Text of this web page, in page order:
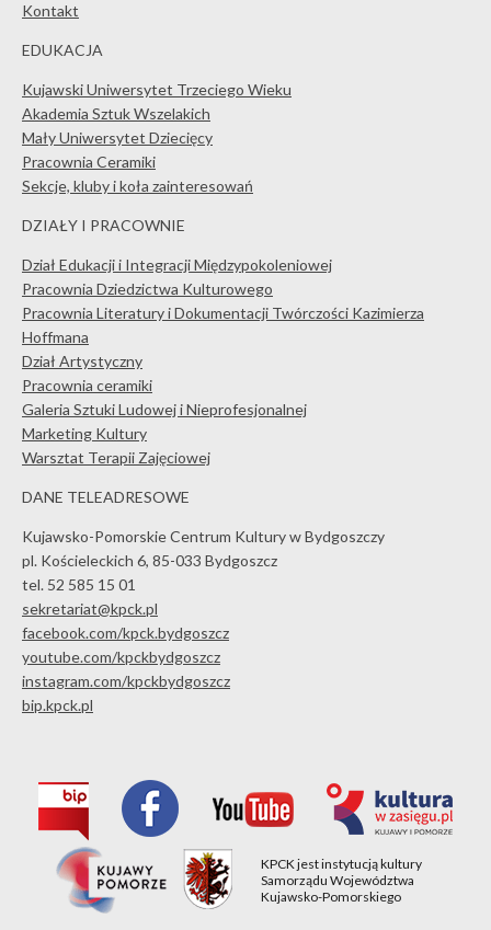
Kontakt
EDUKACJA
Kujawski Uniwersytet Trzeciego Wieku
Akademia Sztuk Wszelakich
Mały Uniwersytet Dziecięcy
Pracownia Ceramiki
Sekcje, kluby i koła zainteresowań
DZIAŁY I PRACOWNIE
Dział Edukacji i Integracji Międzypokoleniowej
Pracownia Dziedzictwa Kulturowego
Pracownia Literatury i Dokumentacji Twórczości Kazimierza
Hoffmana
Dział Artystyczny
Pracownia ceramiki
Galeria Sztuki Ludowej i Nieprofesjonalnej
Marketing Kultury
Warsztat Terapii Zajęciowej
DANE TELEADRESOWE
Kujawsko-Pomorskie Centrum Kultury w Bydgoszczy
pl. Kościeleckich 6, 85-033 Bydgoszcz
tel. 52 585 15 01
sekretariat@kpck.pl
facebook.com/kpck.bydgoszcz
youtube.com/kpckbydgoszcz
instagram.com/kpckbydgoszcz
bip.kpck.pl
KPCK jest instytucją kultury
Samorządu Województwa
Kujawsko-Pomorskiego